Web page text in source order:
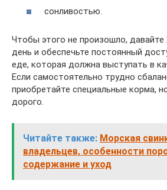
сонливостью.
Чтобы этого не произошло,
день и обеспечьте постоянный
еде, которая должна выступать в
Если самостоятельно трудно
приобретайте специальные корма,
дорого.
Читайте также: Морская
владельцев, особенности
содержание и уход